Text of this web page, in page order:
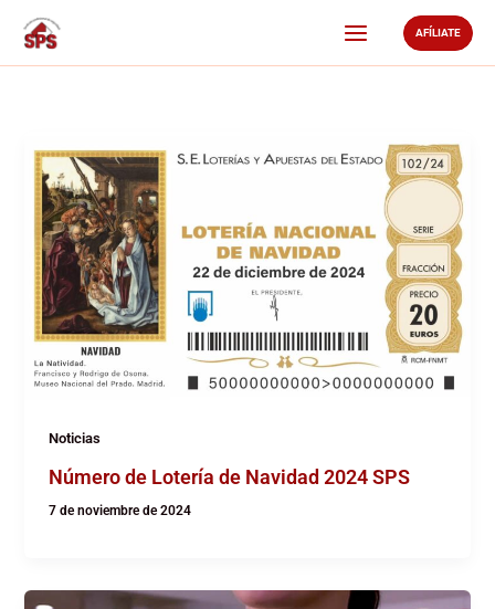
contenido
AFÍLIATE
Noticias
Número de Lotería de Navidad 2024 SPS
7 de noviembre de 2024